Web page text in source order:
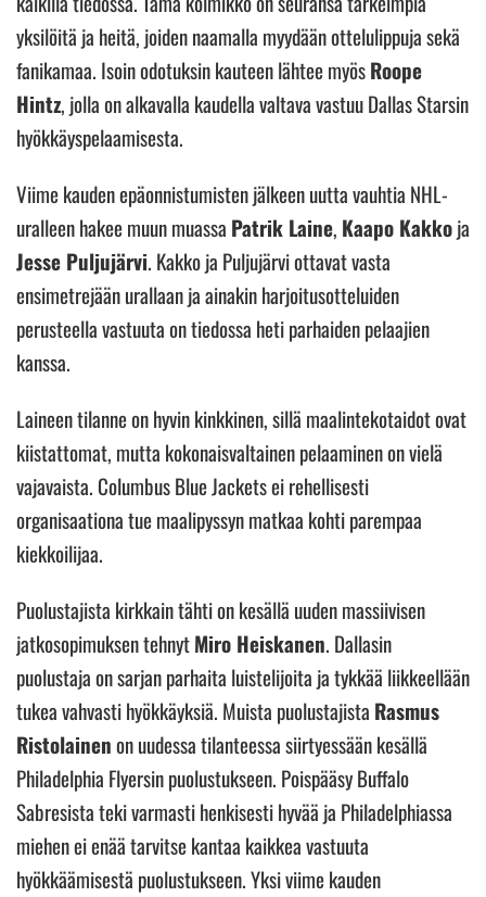
yksilöitä ja heitä, joiden naamalla myydään ottelulippuja sekä
fanikamaa. Isoin odotuksin kauteen lähtee myösRoope
Hintz, jolla on alkavalla kaudella valtava vastuu Dallas Starsin
hyökkäyspelaamisesta.
Viime kauden epäonnistumisten jälkeen uutta vauhtia NHL-
uralleen hakee muun muassa Patrik Laine, Kaapo Kakkoja
Jesse Puljujärvi. Kakko ja Puljujärvi ottavat vasta
ensimetrejään urallaan ja ainakin harjoitusotteluiden
perusteella vastuuta on tiedossa heti parhaiden pelaajien
kanssa.
Laineen tilanne on hyvin kinkkinen, sillä maalintekotaidot ovat
kiistattomat, mutta kokonaisvaltainen pelaaminen on vielä
vajavaista. Columbus Blue Jackets ei rehellisesti
organisaationa tue maalipyssyn matkaa kohti parempaa
kiekkoilijaa.
Puolustajista kirkkain tähti on kesällä uuden massiivisen
jatkosopimuksen tehnytMiro Heiskanen. Dallasin
puolustaja on sarjan parhaita luistelijoita ja tykkää liikkeellään
tukea vahvasti hyökkäyksiä. Muista puolustajista Rasmus
Ristolainenon uudessa tilanteessa siirtyessään kesällä
Philadelphia Flyersin puolustukseen. Poispääsy Buffalo
Sabresista teki varmasti henkisesti hyvää ja Philadelphiassa
miehen ei enää tarvitse kantaa kaikkea vastuuta
hyökkäämisestä puolustukseen. Yksi viime kauden